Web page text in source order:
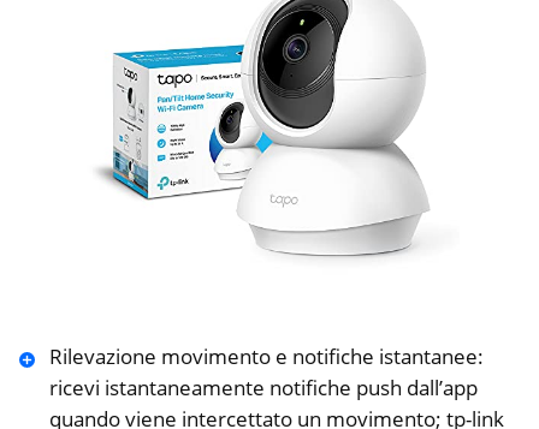
Rilevazione movimento e notifiche istantanee:
ricevi istantaneamente notifiche push dall’app
quando viene intercettato un movimento; tp-link